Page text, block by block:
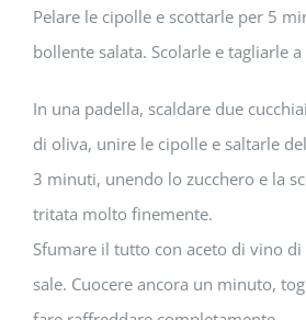
Pelare le cipolle e scottarle per 5
bollente salata. Scolarle e tagliarle
In una padella, scaldare due
di oliva, unire le cipolle e saltarle
3 minuti, unendo lo zucchero e la
tritata molto finemente.
Sfumare il tutto con aceto di vino
sale. Cuocere ancora un minuto,